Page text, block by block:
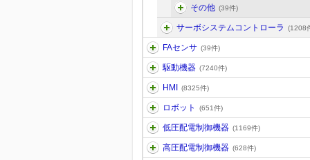
その他 (39件)
サーボシステムコントローラ (1208
FAセンサ (39件)
駆動機器 (7240件)
HMI (8325件)
ロボット (651件)
低圧配電制御機器 (1169件)
高圧配電制御機器 (628件)